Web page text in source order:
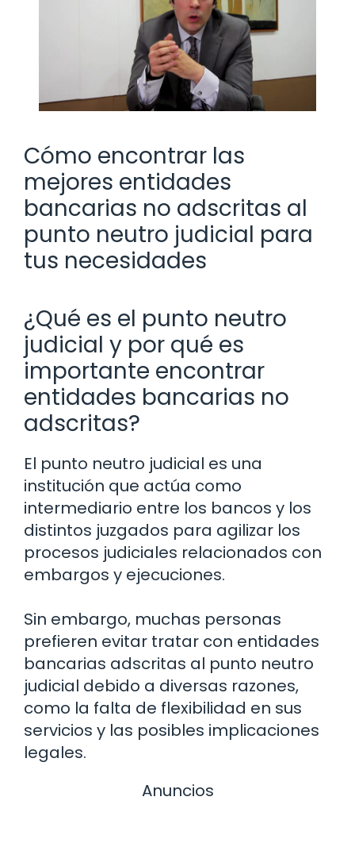
Cómo encontrar las
mejores entidades
bancarias no adscritas al
punto neutro judicial para
tus necesidades
¿Qué es el punto neutro
judicial y por qué es
importante encontrar
entidades bancarias no
adscritas?
El punto neutro judicial es una
institución que actúa como
intermediario entre los bancos y los
distintos juzgados para agilizar los
procesos judiciales relacionados con
embargos y ejecuciones.
Sin embargo, muchas personas
prefieren evitar tratar con entidades
bancarias adscritas al punto neutro
judicial debido a diversas razones,
como la falta de flexibilidad en sus
servicios y las posibles implicaciones
legales.
Anuncios